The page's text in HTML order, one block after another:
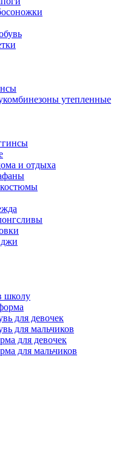
утепленные
и отдыха
школу
для девочек
для мальчиков
для девочек
для мальчиков